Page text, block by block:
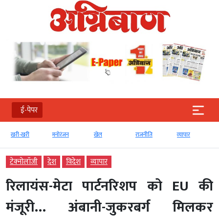
ई-पेपर
खरी-खरी मनोरंजन खेल राजनीति व्‍यापार
टेक्‍नोलॉजी देश विदेश व्‍यापार
रिलायंस-मेटा पार्टनरिशप को EU की
मंजूरी… अंबानी-जुकरबर्ग मिलकर